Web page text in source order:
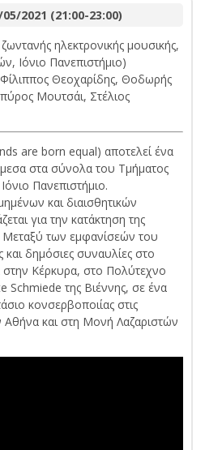
05/2021 (21:00-23:00)
ηλεκτρονικής μουσικής,
Ιόνιο Πανεπιστήμιο)
Θεοχαρίδης, Θοδωρής
Μουτσάι, Στέλιος
are born equal) αποτελεί ένα
στα σύνολα του Τμήματος
Πανεπιστήμιο.
και διαισθητικών
για την κατάκτηση της
των εμφανίσεών του
και δημόσιες συναυλίες στο
Κέρκυρα, στο Πολύτεχνο
Schmiede της Βιέννης, σε ένα
κονσερβοποιίας στις
και στη Μονή Λαζαριστών